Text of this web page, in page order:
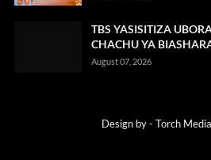
TBS YASISITIZA
CHACHU YA
August 07, 2026
Design by - Torch